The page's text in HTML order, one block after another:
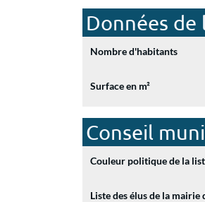
Données
Nombre d'habitants
Surface en m²
Conseil
Couleur politique de la
Liste des élus de la